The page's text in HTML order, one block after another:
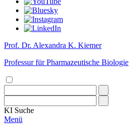
Prof. Dr. Alexandra K. Kiemer
Professur für Pharmazeutische Biologie
KI Suche
Menü